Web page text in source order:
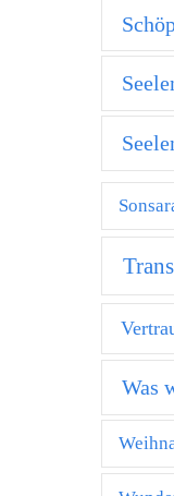
Was